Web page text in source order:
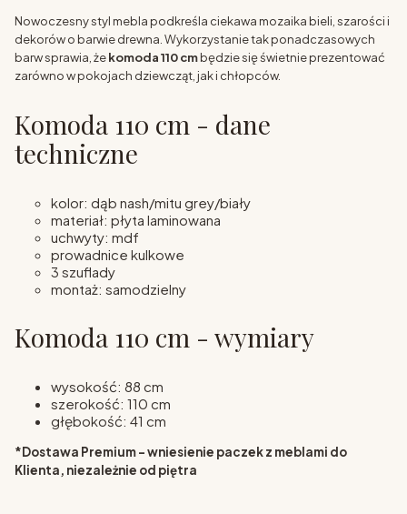
Nowoczesny styl mebla podkreśla ciekawa mozaika bieli, szarości i
dekorów o barwie drewna. Wykorzystanie tak ponadczasowych
barw sprawia, żekomoda 110 cmbędzie się świetnie prezentować
zarówno w pokojach dziewcząt, jak i chłopców.
Komoda 110 cm - dane
techniczne
kolor: dąb nash/mitu grey/biały
materiał: płyta laminowana
uchwyty: mdf
prowadnice kulkowe
3 szuflady
montaż: samodzielny
Komoda 110 cm - wymiary
wysokość: 88 cm
szerokość: 110 cm
głębokość: 41 cm
*Dostawa Premium - wniesienie paczek z meblami do
Klienta, niezależnie od piętra